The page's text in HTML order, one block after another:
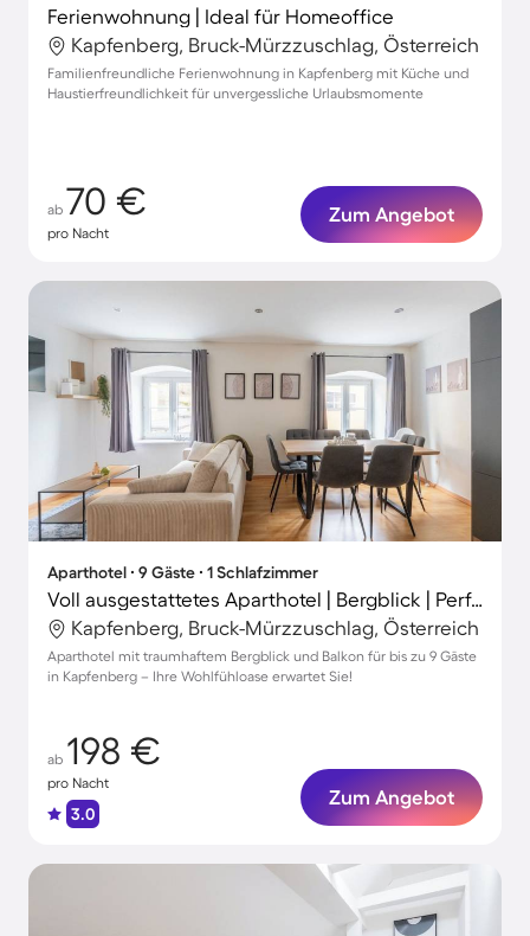
Ferienwohnung | Ideal für Homeoffice
Kapfenberg, Bruck-Mürzzuschlag, Österreich
Familienfreundliche Ferienwohnung in Kapfenberg mit Küche und
Haustierfreundlichkeit für unvergessliche Urlaubsmomente
ab 70 €
pro Nacht
Zum Angebot
Aparthotel ∙ 9 Gäste ∙ 1 Schlafzimmer
Voll ausgestattetes Aparthotel | Bergblick | Perfekt für die Arbeit von Zuhause
Kapfenberg, Bruck-Mürzzuschlag, Österreich
Aparthotel mit traumhaftem Bergblick und Balkon für bis zu 9 Gäste
in Kapfenberg – Ihre Wohlfühloase erwartet Sie!
ab 198 €
pro Nacht
3.0
Zum Angebot